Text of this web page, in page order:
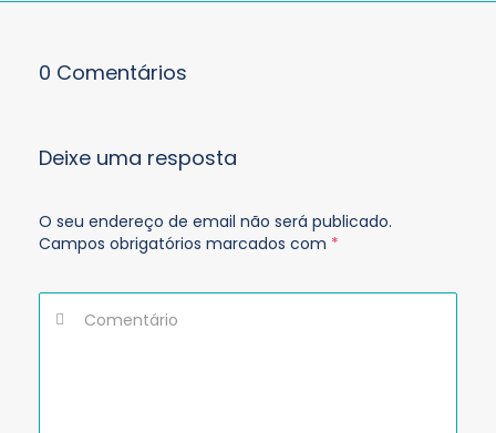
0 Comentários
Deixe uma resposta
O seu endereço de email não será publicado.
Campos obrigatórios marcados com *